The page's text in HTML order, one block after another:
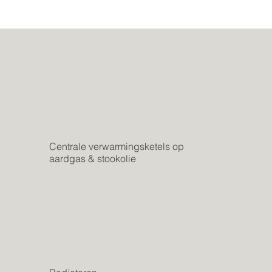
Centrale verwarmingsketels op
aardgas & stookolie